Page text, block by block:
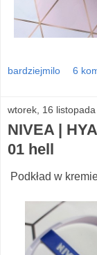
bardziejmilo 6
wtorek, 16 listopada
NIVEA |
01 hell
Podkład w